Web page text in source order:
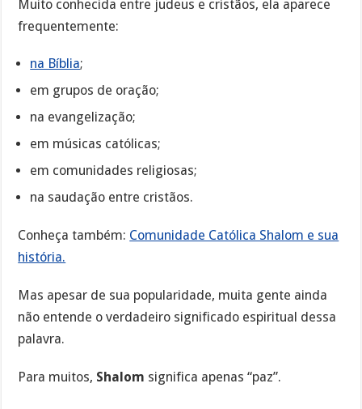
Muito conhecida entre judeus e cristãos, ela aparece
frequentemente:
na Bíblia;
em grupos de oração;
na evangelização;
em músicas católicas;
em comunidades religiosas;
na saudação entre cristãos.
Conheça também: Comunidade Católica Shalom e sua
história.
Mas apesar de sua popularidade, muita gente ainda
não entende o verdadeiro significado espiritual dessa
palavra.
Para muitos, Shalom significa apenas “paz”.